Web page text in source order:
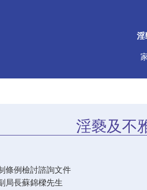
淫
淫褻及不
條例檢討諮詢文件
局長蘇錦樑先生